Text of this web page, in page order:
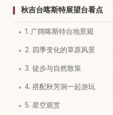
秋吉台喀斯特展望台看点
1. 广阔喀斯特台地景观
2. 四季变化的草原风景
3. 徒步与自然散策
4. 搭配秋芳洞一起游玩
5. 星空观赏